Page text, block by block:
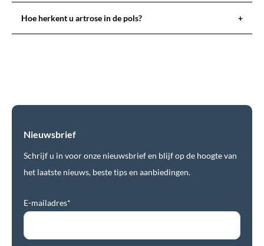
Hoe herkent u artrose in de pols? +
Nieuwsbrief
Schrijf u in voor onze nieuwsbrief en blijf op de hoogte van
het laatste nieuws, beste tips en aanbiedingen.
E-mailadres*